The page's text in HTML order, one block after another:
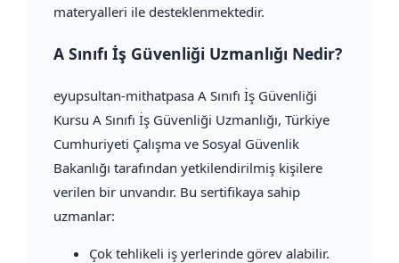
materyalleri ile desteklenmektedir.
A Sınıfı İş Güvenliği Uzmanlığı Nedir?
eyupsultan-mithatpasa A Sınıfı İş Güvenliği
Kursu A Sınıfı İş Güvenliği Uzmanlığı, Türkiye
Cumhuriyeti Çalışma ve Sosyal Güvenlik
Bakanlığı tarafından yetkilendirilmiş kişilere
verilen bir unvandır. Bu sertifikaya sahip
uzmanlar:
Çok tehlikeli iş yerlerinde görev alabilir.